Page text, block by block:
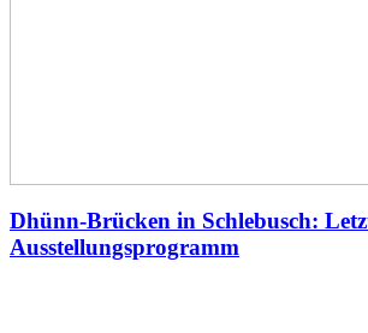
Dhünn-Brücken in Schlebusch:
Ausstellungsprogramm